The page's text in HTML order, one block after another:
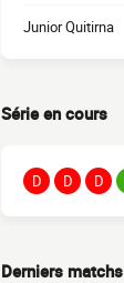
Junior Quitirna
Série en cours
D D D
Derniers matchs